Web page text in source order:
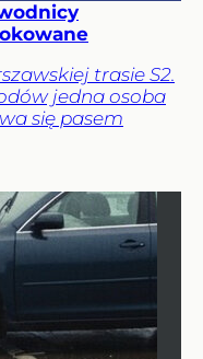
trasie S2.
jedna osoba
się pasem